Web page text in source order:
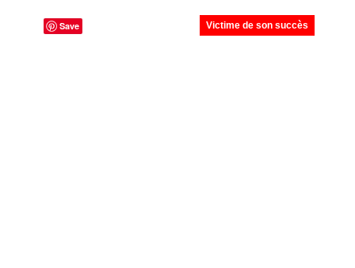
Save Victime de son succès